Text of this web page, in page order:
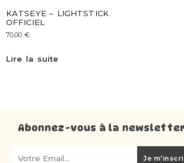
KATSEYE – LIGHTSTICK
OFFICIEL
70,00 €
Lire la suite
Abonnez-vous à la
Je